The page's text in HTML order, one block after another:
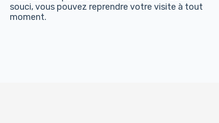
souci, vous pouvez reprendre votre visite à tout
moment.